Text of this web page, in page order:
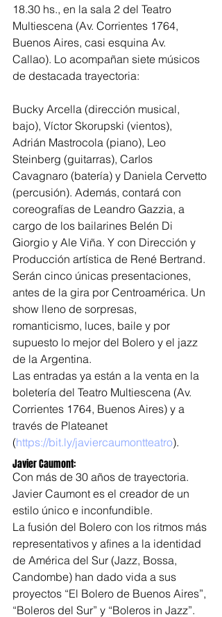
18.30 hs., en la sala 2 del Teatro
Multiescena (Av. Corrientes 1764,
Buenos Aires, casi esquina Av.
Callao). Lo acompañan siete músicos
de destacada trayectoria:
Bucky Arcella (dirección musical,
bajo), Víctor Skorupski (vientos),
Adrián Mastrocola (piano), Leo
Steinberg (guitarras), Carlos
Cavagnaro (batería) y Daniela Cervetto
(percusión). Además, contará con
coreografías de Leandro Gazzia, a
cargo de los bailarines Belén Di
Giorgio y Ale Viña. Y con Dirección y
Producción artística de René Bertrand.
Serán cinco únicas presentaciones,
antes de la gira por Centroamérica. Un
show lleno de sorpresas,
romanticismo, luces, baile y por
supuesto lo mejor del Bolero y el jazz
de la Argentina.
Las entradas ya están a la venta en la
boletería del Teatro Multiescena (Av.
Corrientes 1764, Buenos Aires) y a
través de Plateanet
(https://bit.ly/javiercaumontteatro).
Javier Caumont:
Con más de 30 años de trayectoria.
Javier Caumont es el creador de un
estilo único e inconfundible.
La fusión del Bolero con los ritmos más
representativos y afines a la identidad
de América del Sur (Jazz, Bossa,
Candombe) han dado vida a sus
proyectos “El Bolero de Buenos Aires”,
“Boleros del Sur” y “Boleros in Jazz”.